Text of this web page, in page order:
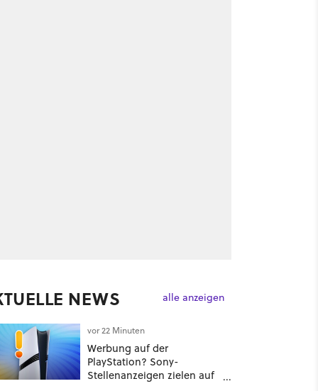
NEWS alle anzeigen
vor 22 Minuten
Werbung auf der
PlayStation? Sony-
Stellenanzeigen zielen auf